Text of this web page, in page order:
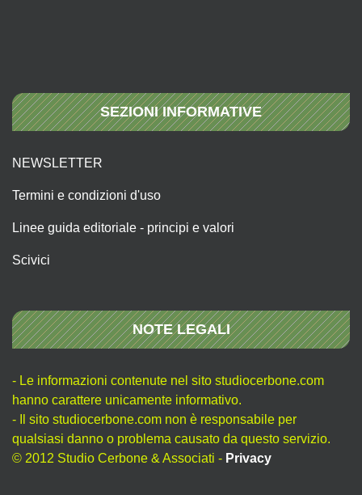
SEZIONI INFORMATIVE
NEWSLETTER
Termini e condizioni d'uso
Linee guida editoriale - principi e valori
Scivici
NOTE LEGALI
- Le informazioni contenute nel sito studiocerbone.com
hanno carattere unicamente informativo.
- Il sito studiocerbone.com non è responsabile per
qualsiasi danno o problema causato da questo servizio.
© 2012 Studio Cerbone & Associati - Privacy